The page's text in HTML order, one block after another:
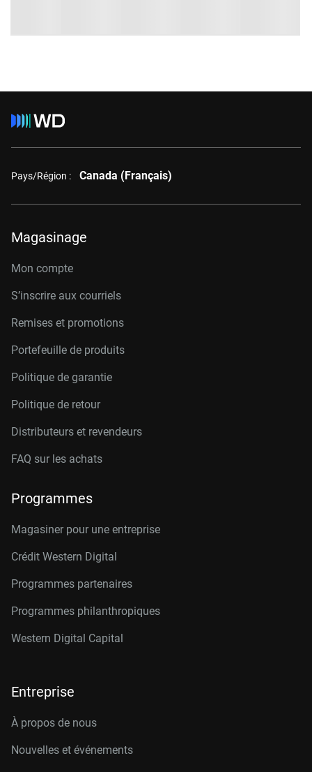
Pays/Région : Canada (Français)
Magasinage
Mon compte
S’inscrire aux courriels
Remises et promotions
Portefeuille de produits
Politique de garantie
Politique de retour
Distributeurs et revendeurs
FAQ sur les achats
Programmes
Magasiner pour une entreprise
Crédit Western Digital
Programmes partenaires
Programmes philanthropiques
Western Digital Capital
Entreprise
À propos de nous
Nouvelles et événements